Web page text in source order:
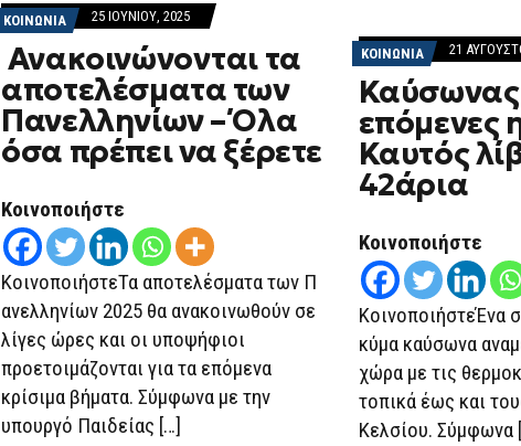
ΚΟΙΝΩΝΙΑ 25 ΙΟΥΝΊΟΥ, 2025
Ανακοινώνονται τα
αποτελέσματα των
Πανελληνίων – Όλα
όσα πρέπει να ξέρετε
Κοινοποιήστε
ΚοινοποιήστεΤα αποτελέσματα των Π
ανελληνίων 2025 θα ανακοινωθούν σε
λίγες ώρες και οι υποψήφιοι
προετοιμάζονται για τα επόμενα
κρίσιμα βήματα. Σύμφωνα με την
υπουργό Παιδείας […]
ΚΟΙΝΩΝΙΑ 21
Καύσωνας
επόμενες
Καυτός
42άρια
Κοινοποιήστε
ΚοινοποιήστεΈνα
κύμα καύσωνα
χώρα με τις
τοπικά έως και
Κελσίου. Σύμφωνα